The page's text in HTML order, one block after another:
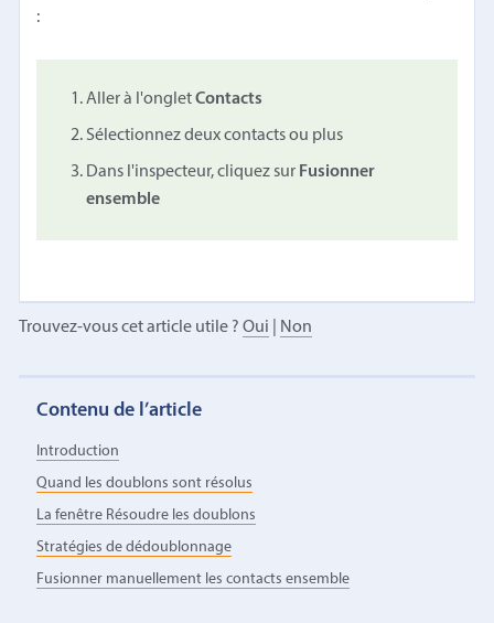
:
Aller à l'ongletContacts
Sélectionnez deux contacts ou plus
Dans l'inspecteur, cliquez sur Fusionner
ensemble
Trouvez-vous cet article utile ? Oui Non
Contenu de l’article
Introduction
Quand les doublons sont résolus
La fenêtre Résoudre les doublons
Stratégies de dédoublonnage
Fusionner manuellement les contacts ensemble